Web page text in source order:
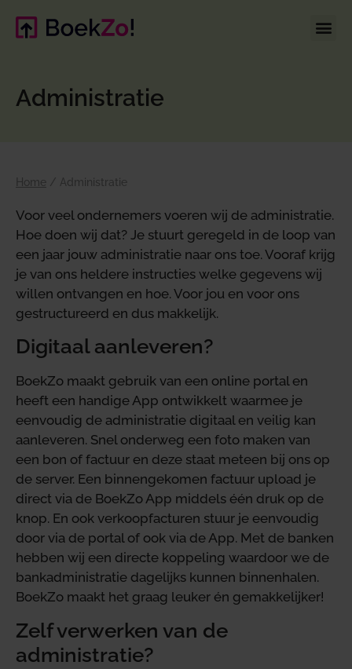
Administratie
Home / Administratie
Voor veel ondernemers voeren wij de administratie.
Hoe doen wij dat? Je stuurt geregeld in de loop van
een jaar jouw administratie naar ons toe. Vooraf krijg
je van ons heldere instructies welke gegevens wij
willen ontvangen en hoe. Voor jou en voor ons
gestructureerd en dus makkelijk.
Digitaal aanleveren?
BoekZo maakt gebruik van een online portal en
heeft een handige App ontwikkelt waarmee je
eenvoudig de administratie digitaal en veilig kan
aanleveren. Snel onderweg een foto maken van
een bon of factuur en deze staat meteen bij ons op
de server. Een binnengekomen factuur upload je
direct via de BoekZo App middels één druk op de
knop. En ook verkoopfacturen stuur je eenvoudig
door via de portal of ook via de App. Met de banken
hebben wij een directe koppeling waardoor we de
bankadministratie dagelijks kunnen binnenhalen.
BoekZo maakt het graag leuker én gemakkelijker!
Zelf verwerken van de
administratie?